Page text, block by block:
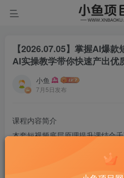
【2026.07.05】掌握AI爆
AI实操教学带你快速产出优
小鱼
7月5日发布
课程内容简介
本套短视频底层原理提升课结合
拆解多平台推荐算法底层逻辑，
分真假爆款、短视频冷启动起量